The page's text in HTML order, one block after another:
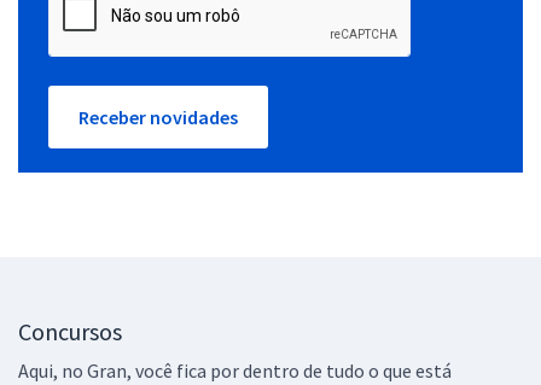
Receber novidades
Concursos
Aqui, no Gran, você fica por dentro de tudo o que está